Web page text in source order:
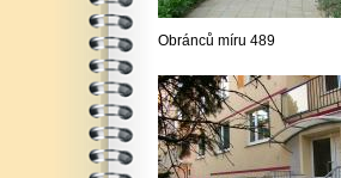
Obránců míru 489